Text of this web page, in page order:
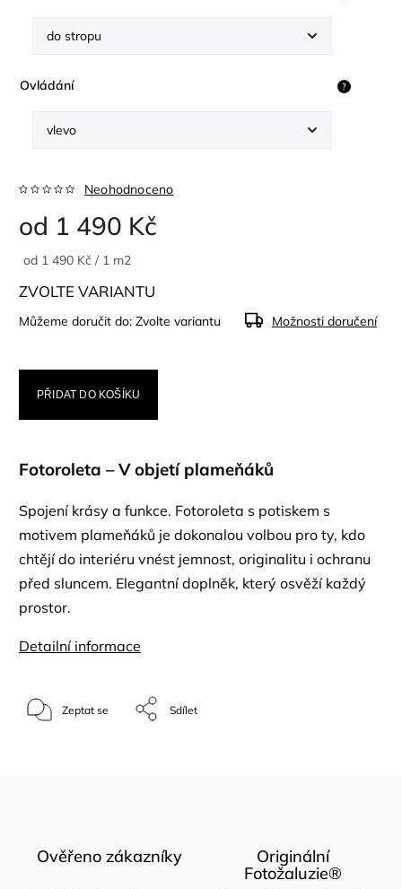
Ovládání ?
Neohodnoceno
od 1 490 Kč
od 1 490 Kč / 1 m2
ZVOLTE VARIANTU
Můžeme doručit do: Zvolte variantu Možnosti doručení
PŘIDAT DO KOŠÍKU
Fotoroleta – V objetí plameňáků
Spojení krásy a funkce. Fotoroleta s potiskem s
motivem plameňáků je dokonalou volbou pro ty, kdo
chtějí do interiéru vnést jemnost, originalitu i ochranu
před sluncem. Elegantní doplněk, který osvěží každý
prostor.
Detailní informace
Zeptat se Sdílet
Ověřeno zákazníky
Originální
Fotožaluzie®